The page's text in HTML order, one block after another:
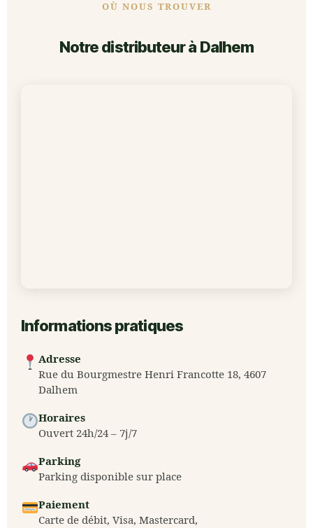
OÙ NOUS TROUVER
Notre distributeur à Dalhem
Informations pratiques
Adresse
Rue du Bourgmestre Henri Francotte 18, 4607
Dalhem
Horaires
Ouvert 24h/24 – 7j/7
Parking
Parking disponible sur place
Paiement
Carte de débit, Visa, Mastercard,